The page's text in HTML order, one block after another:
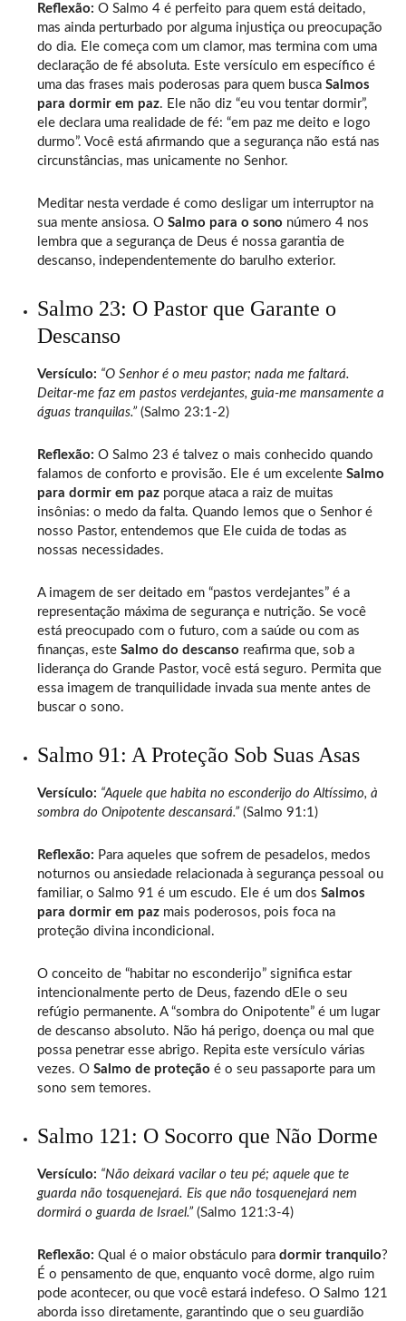
Reflexão: O Salmo 4 é perfeito para quem está deitado,
mas ainda perturbado por alguma injustiça ou preocupação
do dia. Ele começa com um clamor, mas termina com uma
declaração de fé absoluta. Este versículo em específico é
uma das frases mais poderosas para quem busca Salmos
para dormir em paz. Ele não diz “eu vou tentar dormir”,
ele declara uma realidade de fé: “em paz me deito e logo
durmo”. Você está afirmando que a segurança não está nas
circunstâncias, mas unicamente no Senhor.
Meditar nesta verdade é como desligar um interruptor na
sua mente ansiosa. O Salmo para o sono número 4 nos
lembra que a segurança de Deus é nossa garantia de
descanso, independentemente do barulho exterior.
Salmo 23: O Pastor que Garante o
Descanso
Versículo: “O Senhor é o meu pastor; nada me faltará.
Deitar-me faz em pastos verdejantes, guia-me mansamente a
águas tranquilas.” (Salmo 23:1-2)
Reflexão: O Salmo 23 é talvez o mais conhecido quando
falamos de conforto e provisão. Ele é um excelente Salmo
para dormir em paz porque ataca a raiz de muitas
insônias: o medo da falta. Quando lemos que o Senhor é
nosso Pastor, entendemos que Ele cuida de todas as
nossas necessidades.
A imagem de ser deitado em “pastos verdejantes” é a
representação máxima de segurança e nutrição. Se você
está preocupado com o futuro, com a saúde ou com as
finanças, este Salmo do descanso reafirma que, sob a
liderança do Grande Pastor, você está seguro. Permita que
essa imagem de tranquilidade invada sua mente antes de
buscar o sono.
Salmo 91: A Proteção Sob Suas Asas
Versículo: “Aquele que habita no esconderijo do Altíssimo, à
sombra do Onipotente descansará.” (Salmo 91:1)
Reflexão: Para aqueles que sofrem de pesadelos, medos
noturnos ou ansiedade relacionada à segurança pessoal ou
familiar, o Salmo 91 é um escudo. Ele é um dos Salmos
para dormir em paz mais poderosos, pois foca na
proteção divina incondicional.
O conceito de “habitar no esconderijo” significa estar
intencionalmente perto de Deus, fazendo dEle o seu
refúgio permanente. A “sombra do Onipotente” é um lugar
de descanso absoluto. Não há perigo, doença ou mal que
possa penetrar esse abrigo. Repita este versículo várias
vezes. O Salmo de proteção é o seu passaporte para um
sono sem temores.
Salmo 121: O Socorro que Não Dorme
Versículo: “Não deixará vacilar o teu pé; aquele que te
guarda não tosquenejará. Eis que não tosquenejará nem
dormirá o guarda de Israel.” (Salmo 121:3-4)
Reflexão: Qual é o maior obstáculo para dormir tranquilo?
É o pensamento de que, enquanto você dorme, algo ruim
pode acontecer, ou que você estará indefeso. O Salmo 121
aborda isso diretamente, garantindo que o seu guardião